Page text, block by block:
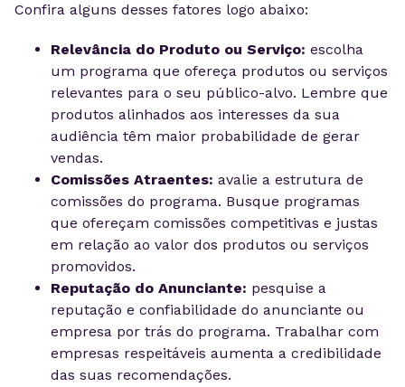
Confira alguns desses fatores logo abaixo:
Relevância do Produto ou Serviço: escolha
um programa que ofereça produtos ou serviços
relevantes para o seu público-alvo. Lembre que
produtos alinhados aos interesses da sua
audiência têm maior probabilidade de gerar
vendas.
Comissões Atraentes: avalie a estrutura de
comissões do programa. Busque programas
que ofereçam comissões competitivas e justas
em relação ao valor dos produtos ou serviços
promovidos.
Reputação do Anunciante: pesquise a
reputação e confiabilidade do anunciante ou
empresa por trás do programa. Trabalhar com
empresas respeitáveis aumenta a credibilidade
das suas recomendações.